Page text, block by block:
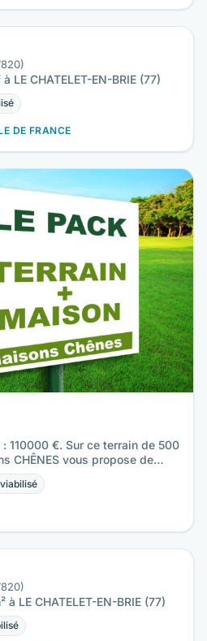
LE CHATELET-EN-BRIE (77)
DE FRANCE
110000 €. Sur ce terrain de 500
CHÊNES vous propose de
LE CHATELET-EN-BRIE (77)